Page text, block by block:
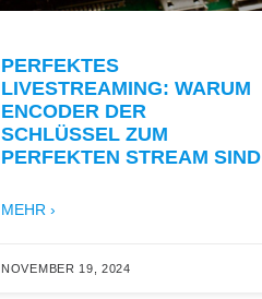
PERFEKTES
LIVESTREAMING: WARUM
ENCODER DER
SCHLÜSSEL ZUM
PERFEKTEN STREAM SIND
MEHR ›
NOVEMBER 19, 2024